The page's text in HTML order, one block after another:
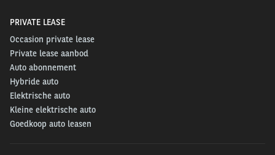
PRIVATE LEASE
Occasion private lease
Private lease aanbod
Auto abonnement
Hybride auto
Elektrische auto
Kleine elektrische auto
Goedkoop auto leasen